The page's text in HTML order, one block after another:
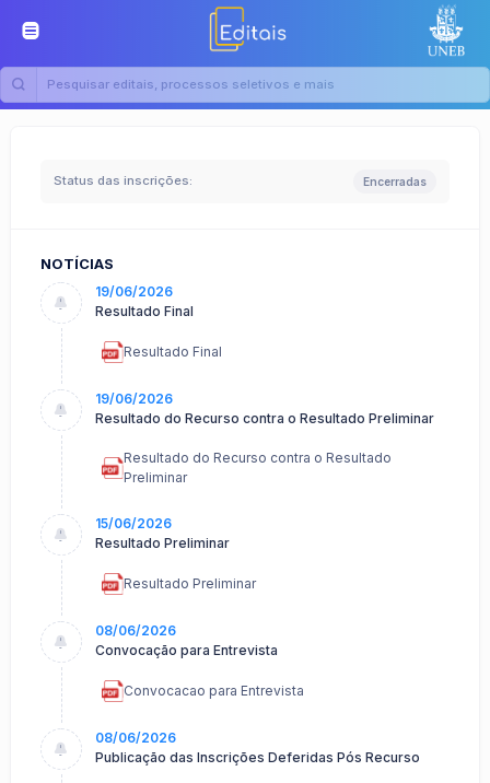
Status das inscrições: Encerradas
NOTÍCIAS
19/06/2026
Resultado Final
Resultado Final
19/06/2026
Resultado do Recurso contra o Resultado Preliminar
Resultado do Recurso contra o Resultado
Preliminar
15/06/2026
Resultado Preliminar
Resultado Preliminar
08/06/2026
Convocação para Entrevista
Convocacao para Entrevista
08/06/2026
Publicação das Inscrições Deferidas Pós Recurso